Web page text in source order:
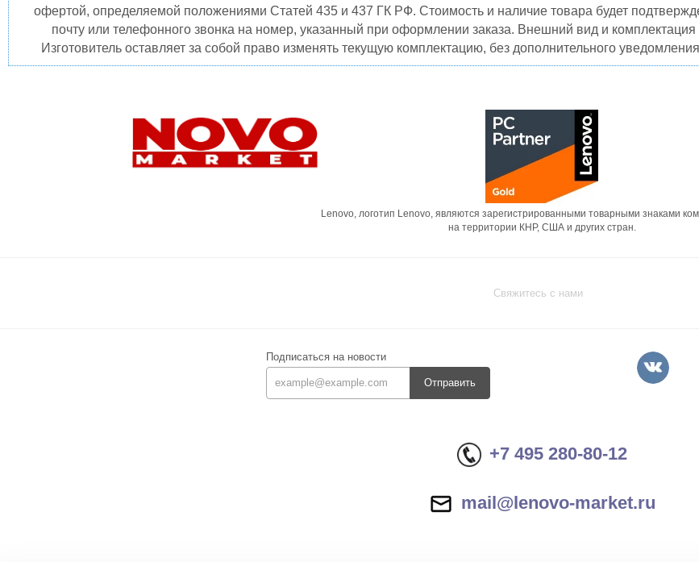
офертой, определяемой положениями Статей 435 и 437 ГК РФ. Стоимость и наличие товара будет
почту или телефонного звонка на номер, указанный при оформлении заказа. Внешний вид и комплектация
Изготовитель оставляет за собой право изменять текущую комплектацию, без дополнительного
Lenovo, логотип Lenovo, являются зарегистрированными товарными знаками
на территории КНР, США и других стран.
Свяжитесь с нами
Подписаться на новости
Отправить
+7 495 280-80-12
mail@lenovo-market.ru